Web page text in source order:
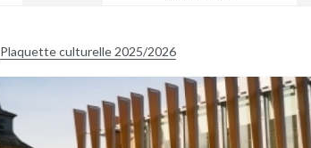
Plaquette culturelle 2025/2026